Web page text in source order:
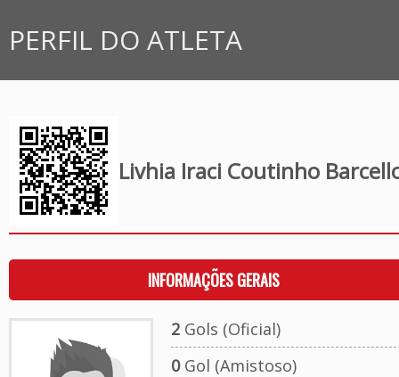
PERFIL DO ATLETA
Livhia Iraci Coutinho
INFORMAÇÕES GERAIS
2Gols (Oficial)
0Gol (Amistoso)